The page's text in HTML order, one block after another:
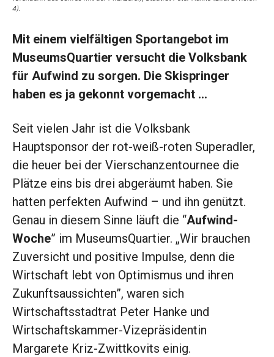
4).
Mit einem vielfältigen Sportangebot im
MuseumsQuartier versucht die Volksbank
für Aufwind zu sorgen. Die Skispringer
haben es ja gekonnt vorgemacht …
Seit vielen Jahr ist die Volksbank
Hauptsponsor der rot-weiß-roten Superadler,
die heuer bei der Vierschanzentournee die
Plätze eins bis drei abgeräumt haben. Sie
hatten perfekten Aufwind – und ihn genützt.
Genau in diesem Sinne läuft die “Aufwind-
Woche” im MuseumsQuartier. „Wir brauchen
Zuversicht und positive Impulse, denn die
Wirtschaft lebt von Optimismus und ihren
Zukunftsaussichten”, waren sich
Wirtschaftsstadtrat Peter Hanke und
Wirtschaftskammer-Vizepräsidentin
Margarete Kriz-Zwittkovits einig.